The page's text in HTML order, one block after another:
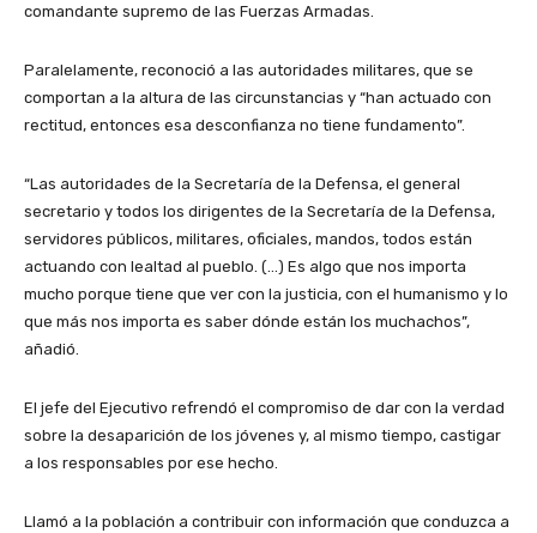
comandante supremo de las Fuerzas Armadas.
Paralelamente, reconoció a las autoridades militares, que se
comportan a la altura de las circunstancias y “han actuado con
rectitud, entonces esa desconfianza no tiene fundamento”.
“Las autoridades de la Secretaría de la Defensa, el general
secretario y todos los dirigentes de la Secretaría de la Defensa,
servidores públicos, militares, oficiales, mandos, todos están
actuando con lealtad al pueblo. (…) Es algo que nos importa
mucho porque tiene que ver con la justicia, con el humanismo y lo
que más nos importa es saber dónde están los muchachos”,
añadió.
El jefe del Ejecutivo refrendó el compromiso de dar con la verdad
sobre la desaparición de los jóvenes y, al mismo tiempo, castigar
a los responsables por ese hecho.
Llamó a la población a contribuir con información que conduzca a